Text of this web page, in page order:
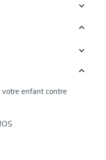
votre enfant contre